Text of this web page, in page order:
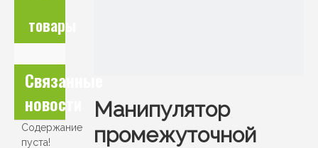
товары
Связанные
новости
Содержание
пуста!
Манипулятор
промежуточной